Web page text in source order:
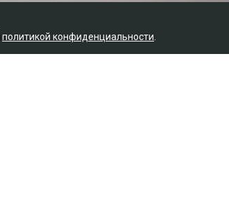
политикой конфиденциальности